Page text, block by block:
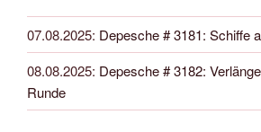
07.08.2025: Depesche # 3181: Schiffe
08.08.2025: Depesche # 3182:
Runde